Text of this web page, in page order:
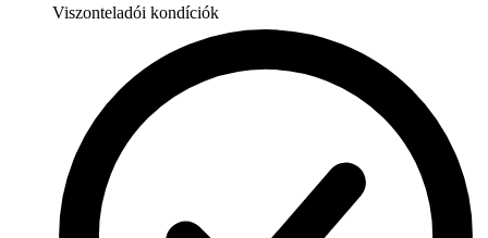
Viszonteladói kondíciók